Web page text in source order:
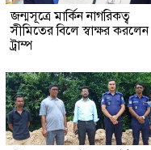
জন্মসূত্রে মার্কিন নাগরিকত্ব
সীমিতের বিলে স্বাক্ষর করলেন
ট্রাম্প